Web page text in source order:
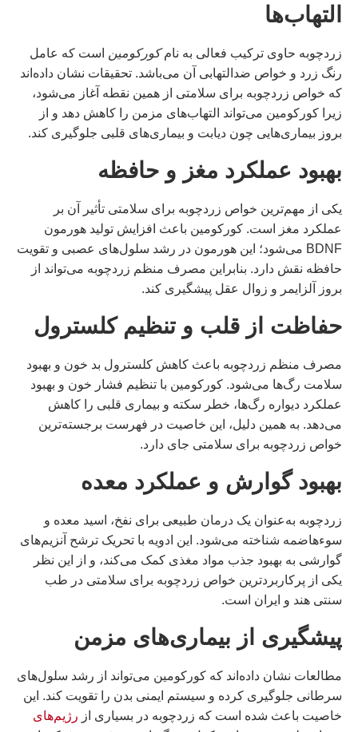
التهاب‌ها
زردچوبه حاوی ترکیب فعالی به نامکورکومین است که عامل
رنگ زرد و خواص ضدالتهابی آن می‌باشد. تحقیقات نشان داده‌اند
که خواص زردچوبه برای سلامتی از همین نقطه آغاز می‌شود،
زیرا کورکومین می‌تواند التهاب‌های مزمن را کاهش دهد و از
بروز بیماری‌هایی چون دیابت و بیماری‌های قلبی جلوگیری کند.
بهبود عملکرد مغز و حافظه
یکی از مهم‌ترین خواص زردچوبه برای سلامتی تأثیر آن بر
عملکرد مغز است. کورکومین باعث افزایش تولید هورمون
BDNF می‌شود؛ این هورمون در رشد سلول‌های عصبی و تقویت
حافظه نقش دارد. بنابراین مصرف منظم زردچوبه می‌تواند از
بروز آلزایمر و زوال عقل پیشگیری کند.
حفاظت از قلب و تنظیم کلسترول
مصرف منظم زردچوبه باعث کاهش کلسترول بد خون و بهبود
سلامت رگ‌ها می‌شود. کورکومین با تنظیم فشار خون و بهبود
عملکرد دیواره رگ‌ها، خطر سکته و بیماری قلبی را کاهش
می‌دهد. به همین دلیل، این خاصیت در فهرست برجسته‌ترین
خواص زردچوبه برای سلامتی جای دارد.
بهبود گوارش و عملکرد معده
زردچوبه به‌عنوان یک درمان طبیعی برای نفخ، اسید معده و
سوءهاضمه شناخته می‌شود. این ادویه با تحریک ترشح آنزیم‌های
گوارشی به بهبود جذب مواد مغذی کمک می‌کند، و از این نظر
یکی از پرکاربردترین خواص زردچوبه برای سلامتی در طب
سنتی هند و ایران است.
پیشگیری از بیماری‌های مزمن
مطالعات نشان داده‌اند که کورکومین می‌تواند از رشد سلول‌های
سرطانی جلوگیری کرده و سیستم ایمنی بدن را تقویت کند. این
خاصیت باعث شده است که زردچوبه در بسیاری از رژیم‌های